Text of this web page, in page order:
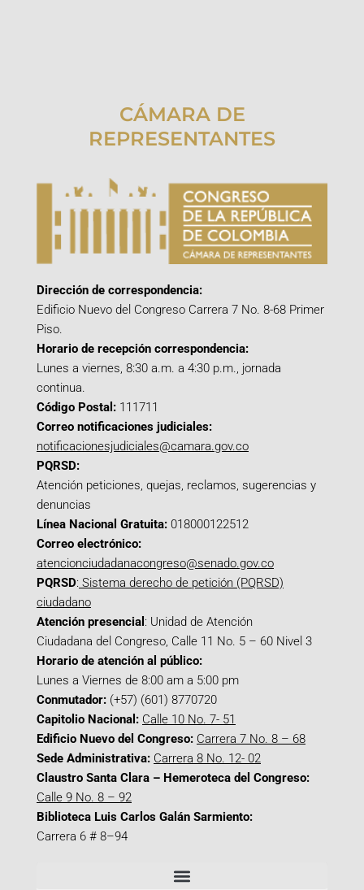
CÁMARA DE
REPRESENTANTES
Dirección de correspondencia:
Edificio Nuevo del Congreso Carrera 7 No. 8-68 Primer
Piso.
Horario de recepción correspondencia:
Lunes a viernes, 8:30 a.m. a 4:30 p.m., jornada
continua.
Código Postal: 111711
Correo notificaciones judiciales:
notificacionesjudiciales@camara.gov.co
PQRSD:
Atención peticiones, quejas, reclamos, sugerencias y
denuncias
Línea Nacional Gratuita: 018000122512
Correo electrónico:
atencionciudadanacongreso@senado.gov.co
PQRSD: Sistema derecho de petición (PQRSD)
ciudadano
Atención presencial : Unidad de Atención
Ciudadana del Congreso, Calle 11 No. 5 – 60 Nivel 3
Horario de atención al público:
Lunes a Viernes de 8:00 am a 5:00 pm
Conmutador: (+57) (601) 8770720
Capitolio Nacional: Calle 10 No. 7- 51
Edificio Nuevo del Congreso: Carrera 7 No. 8 – 68
Sede Administrativa: Carrera 8 No. 12- 02
Claustro Santa Clara – Hemeroteca del Congreso:
Calle 9 No. 8 – 92
Biblioteca Luis Carlos Galán Sarmiento:
Carrera 6 # 8–94